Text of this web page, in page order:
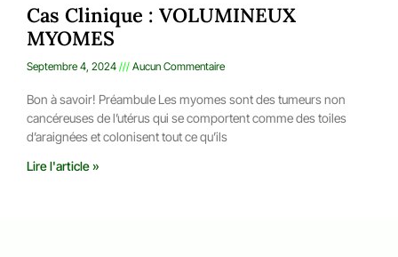
Cas Clinique : VOLUMINEUX
MYOMES
Septembre 4, 2024 Aucun Commentaire
Bon à savoir! Préambule Les myomes sont des tumeurs non
cancéreuses de l’utérus qui se comportent comme des toiles
d’araignées et colonisent tout ce qu’ils
Lire l'article »